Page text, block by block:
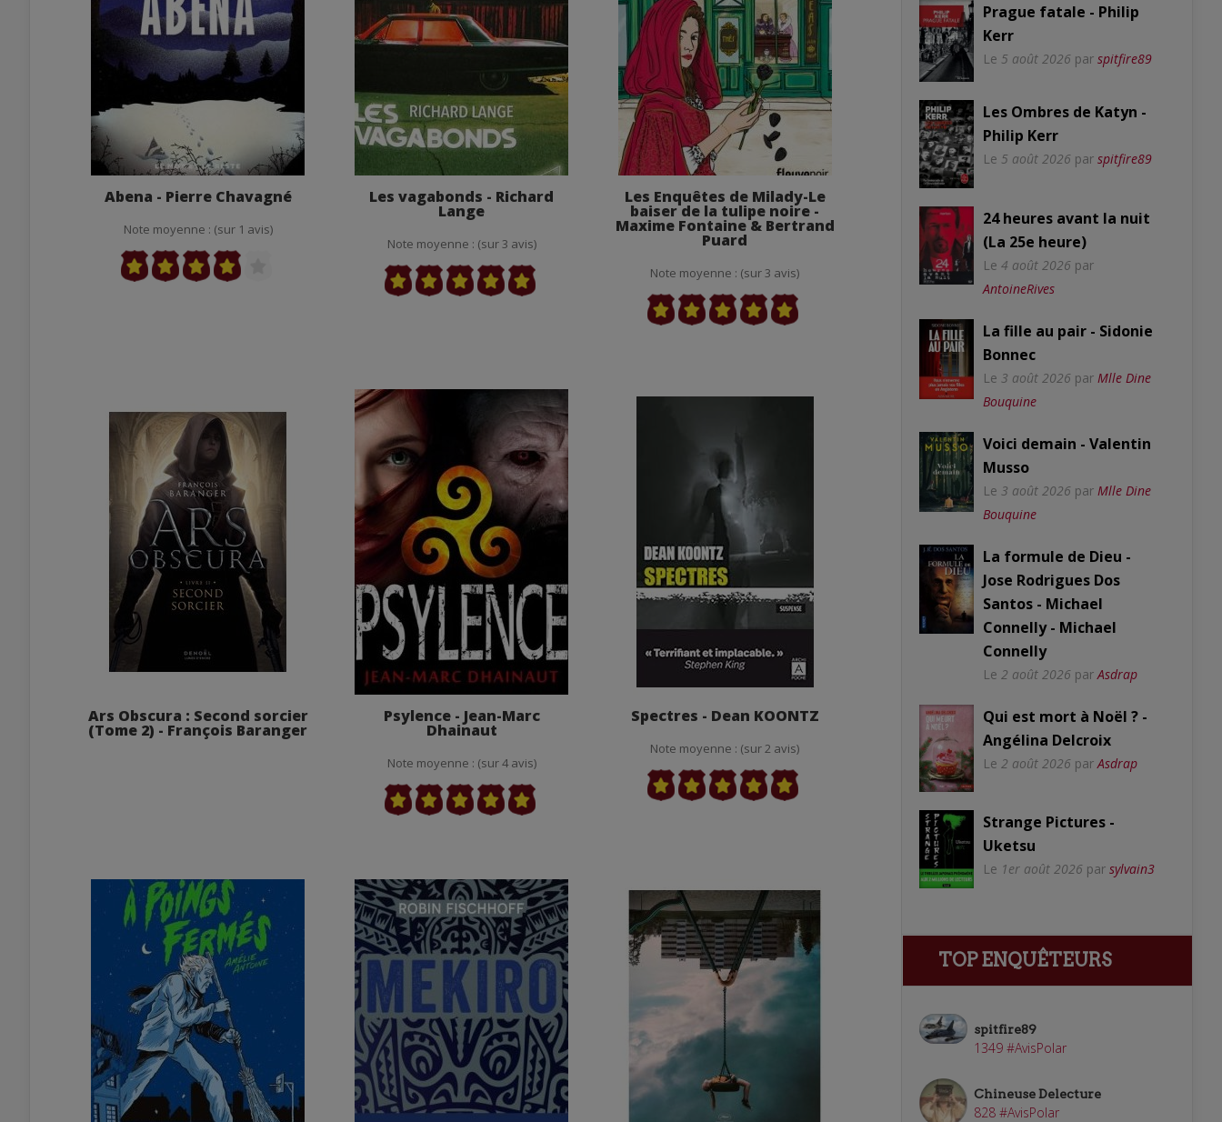
Abena - Pierre Chavagné
Note moyenne : (sur 1 avis)
Les vagabonds - Richard
Lange
Note moyenne : (sur 3 avis)
Les Enquêtes de Milady-Le
baiser de la tulipe noire -
Maxime Fontaine & Bertrand
Puard
Note moyenne : (sur 3 avis)
Ars Obscura : Second sorcier
(Tome 2) - François Baranger
Psylence - Jean-Marc
Dhainaut
Note moyenne : (sur 4 avis)
Spectres - Dean KOONTZ
Note moyenne : (sur 2 avis)
Prague fatale - Philip
Kerr
Le 5 août 2026 par spitfire89
Les Ombres de Katyn -
Philip Kerr
Le 5 août 2026 par spitfire89
24 heures avant la nuit
(La 25e heure)
Le 4 août 2026 par
AntoineRives
La fille au pair - Sidonie
Bonnec
Le 3 août 2026 par Mlle Dine
Bouquine
Voici demain - Valentin
Musso
Le 3 août 2026 par Mlle Dine
Bouquine
La formule de Dieu -
Jose Rodrigues Dos
Santos - Michael
Connelly - Michael
Connelly
Le 2 août 2026 par Asdrap
Qui est mort à Noël ? -
Angélina Delcroix
Le 2 août 2026 par Asdrap
Strange Pictures -
Uketsu
Le 1er août 2026 par sylvain3
TOP ENQUÊTEURS
spitfire89
1349 #AvisPolar
Chineuse Delecture
828 #AvisPolar